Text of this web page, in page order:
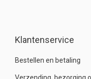
Klantenservice
Bestellen en betaling